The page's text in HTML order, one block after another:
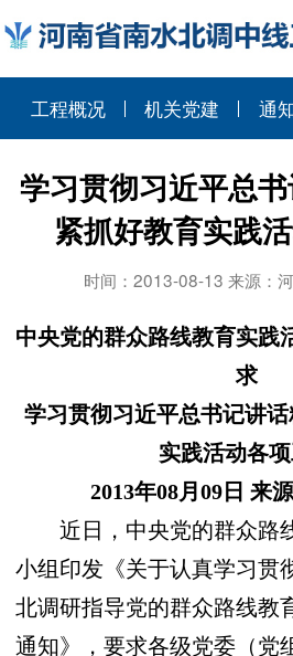
工程概况 机关党建 通
学习贯彻习近平总
紧抓好教育实践
时间：2013-08-13 来源：
中央党的群众路线教育实践
求
学习贯彻习近平总书记讲话
实践活动各
2013年08月 09日 来
近日，中央党的群众路
小组印发《关于认真学习贯
北调研指导党的群众路线教
通知》，要求各级党委（党